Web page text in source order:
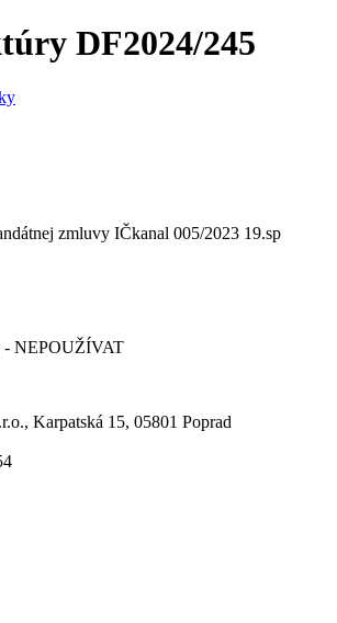
DF2024/245
zmluvy IČkanal 005/2023 19.sp
- NEPOUŽÍVAT
Karpatská 15, 05801 Poprad